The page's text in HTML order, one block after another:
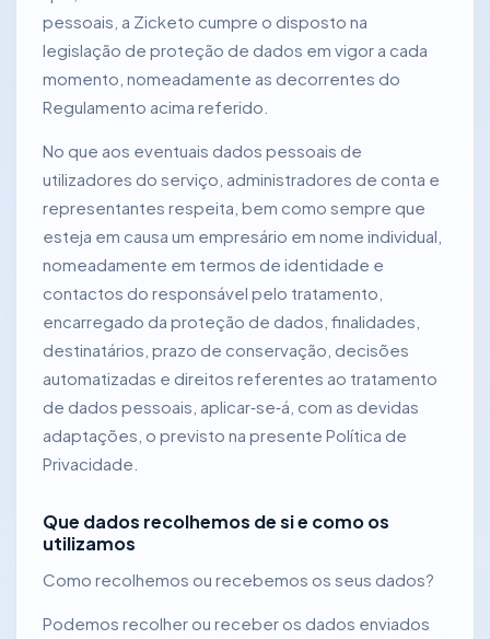
pessoais, a Zicketo cumpre o disposto na
legislação de proteção de dados em vigor a cada
momento, nomeadamente as decorrentes do
Regulamento acima referido.
No que aos eventuais dados pessoais de
utilizadores do serviço, administradores de conta e
representantes respeita, bem como sempre que
esteja em causa um empresário em nome individual,
nomeadamente em termos de identidade e
contactos do responsável pelo tratamento,
encarregado da proteção de dados, finalidades,
destinatários, prazo de conservação, decisões
automatizadas e direitos referentes ao tratamento
de dados pessoais, aplicar‑se‑á, com as devidas
adaptações, o previsto na presente Política de
Privacidade.
Que dados recolhemos de si e como os
utilizamos
Como recolhemos ou recebemos os seus dados?
Podemos recolher ou receber os dados enviados